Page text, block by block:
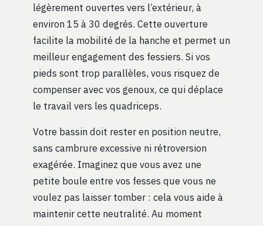
légèrement ouvertes vers l’extérieur, à
environ 15 à 30 degrés. Cette ouverture
facilite la mobilité de la hanche et permet un
meilleur engagement des fessiers. Si vos
pieds sont trop parallèles, vous risquez de
compenser avec vos genoux, ce qui déplace
le travail vers les quadriceps.
Votre bassin doit rester en position neutre,
sans cambrure excessive ni rétroversion
exagérée. Imaginez que vous avez une
petite boule entre vos fesses que vous ne
voulez pas laisser tomber : cela vous aide à
maintenir cette neutralité. Au moment